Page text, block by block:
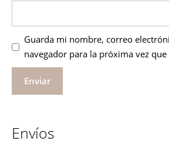
Guarda mi nombre, correo
navegador para la próxima vez
Envíos